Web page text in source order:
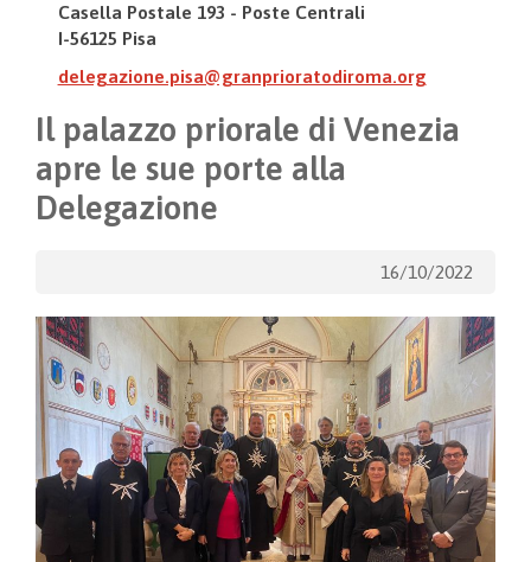
Casella Postale 193 - Poste Centrali
I-56125 Pisa
delegazione.pisa@granprioratodiroma.org
Il palazzo priorale di Venezia
apre le sue porte alla
Delegazione
16/10/2022